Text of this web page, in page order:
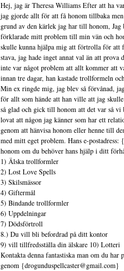
Hej, jag är Theresa Williams Efter att ha
jag gjorde allt för att få honom tillbaka
grund av den kärlek jag har till honom, Jag
förklarade mitt problem till min vän och
skulle kunna hjälpa mig att förtrolla för att
stava, jag hade inget annat val än att
inte var något problem att allt kommer att
innan tre dagar, han kastade trollformeln
Min ex ringde mig, jag blev så förvånad,
för allt som hände att han ville att jag
så glad och gick till honom att det var så
lovat att någon jag känner som har ett
genom att hänvisa honom eller henne till
med mitt eget problem. Hans e-
honom om du behöver hans hjälp i ditt
1) Älska trollformler
2) Lost Love Spells
3) Skilsmässor
4) Giftermål
5) Bindande trollformler
6) Uppdelningar
7) Dödsförtroll
8.) Du vill bli befordrad på ditt kontor
9) vill tillfredsställa din älskare 10) Lotteri
Kontakta denna fantastiska man om du
genom {drogunduspellcaster@gmail.com}